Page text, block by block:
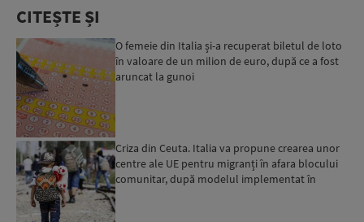
CITEȘTE ȘI
O femeie din Italia și-a recuperat biletul de loto
în valoare de un milion de euro, după ce a fost
aruncat la gunoi
Criza din Ceuta. Italia va propune crearea unor
centre ale UE pentru migranți în afara blocului
comunitar, după modelul implementat în